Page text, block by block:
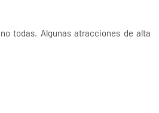
todas. Algunas atracciones de alta